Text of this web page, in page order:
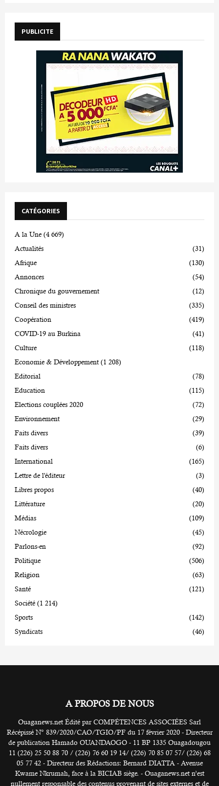
PUBLICITE
CATÉGORIES
A la Une (4 669)
Actualités
(31)
Afrique
(130)
Annonces
(54)
Chronique du gouvernement
(12)
Conseil des ministres
(335)
Coopération
(419)
COVID-19 au Burkina
(41)
Culture
(118)
Economie & Développement (1 208)
Editorial
(78)
Education
(115)
Elections couplées 2020
(72)
Environnement
(29)
Faits divers
(39)
Faits divers
(6)
International
(165)
Lettre de l'éditeur
(3)
Libres propos
(40)
Littérature
(20)
Médias
(109)
Nécrologie
(45)
Parlons-en
(92)
Politique
(506)
Religion
(63)
Santé
(121)
Société (1 214)
Sports
(142)
Syndicats
(46)
A PROPOS DE NOUS
Ouaganews.net Édité par COMPÉTENCES ASSOCIÉES Sarl
Récépissé N° 839/2020/CAO/TGIO/PF du 17 février 2020 - Directeur
de publication Hamado OUANDAOGO - 11 BP 1335 Ouagadougou
11 (226) 25 50 88 70 / (226) 76 60 19 14/ (226) 70 85 07 57/ (226) 68
05 77 42 - Directeur des Rédactions: Bernard DIATTA - Avenue
Kwame Nkrumah, face à la BICIAB siège. - Ouaganews.net n’est
nullement responsable des contenus provenant de sites externes et de